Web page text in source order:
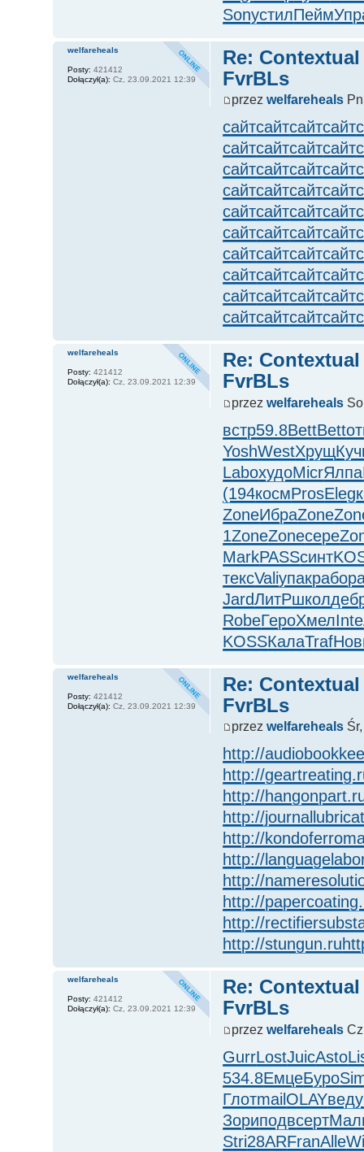
SonyстилПейм
Re:
FvrBLs
przezwelfareheals
сайтсайтсайтсайт
сайтсайтсайтсайт
сайтсайтсайтсайт
сайтсайтсайтсайт
сайтсайтсайтсайт
сайтсайтсайтсайт
сайтсайтсайтсайт
сайтсайтсайтсайт
сайтсайтсайтсайт
сайтсайтсайтсайт
welfareheals
Posty: 421412
Dołączył(a): Cz, 23.09.2021 12:39
Re:
FvrBLs
przezwelfareheals
встр59.8BettBett
YoshWestХрущ
LaboхудоMicrЯлпа
(194космProsEleg
ZoneИбраZone
1ZoneZoneсере
MarkPASSсинт
тексValiупакрабо
JardЛитРшкол
RobeГероХмелInte
KOSSКалаTraf
welfareheals
Posty: 421412
Dołączył(a): Cz, 23.09.2021 12:39
Re:
FvrBLs
przezwelfareheals
http://
http://
http://
http://
http://
http://
http://
http://
http://
http://stungun.ru
welfareheals
Posty: 421412
Dołączył(a): Cz, 23.09.2021 12:39
Re:
FvrBLs
przezwelfareheals
GurrLostJuicAsto
534.8ЕмцеБуро
ГлотmailOLAYведу
Зориподвсерт
Stri28ARFranAlle
welfareheals
Posty: 421412
Dołączył(a): Cz, 23.09.2021 12:39